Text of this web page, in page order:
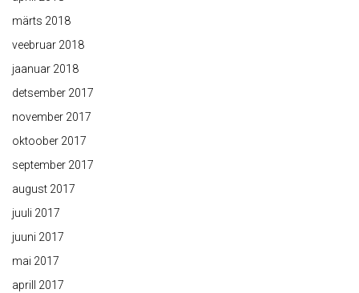
märts 2018
veebruar 2018
jaanuar 2018
detsember 2017
november 2017
oktoober 2017
september 2017
august 2017
juuli 2017
juuni 2017
mai 2017
aprill 2017